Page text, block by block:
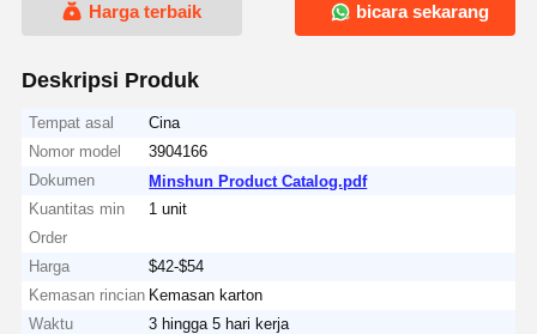
Harga terbaik bicara sekarang
Deskripsi Produk
Tempat asal
Cina
Nomor model
3904166
Dokumen
Minshun Product Catalog.pdf
Kuantitas min
Order
1 unit
Harga
$42-$54
Kemasan rincian Kemasan karton
Waktu
3 hingga 5 hari kerja